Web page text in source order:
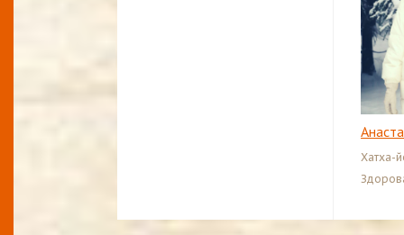
Хатха-